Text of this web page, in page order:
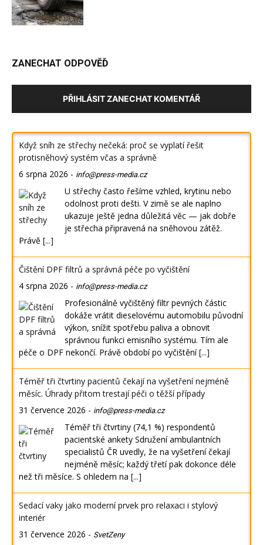
ZANECHAT ODPOVĚĎ
PŘIHLÁSIT ZANECHAT KOMENTÁŘ
Když sníh ze střechy nečeká: proč se vyplatí řešit
protisněhový systém včas a správně
6 srpna 2026 - info@press-media.cz
U střechy často řešíme vzhled, krytinu nebo
odolnost proti dešti. V zimě se ale naplno
ukazuje ještě jedna důležitá věc — jak dobře
je střecha připravená na sněhovou zátěž.
Právě [...]
Čištění DPF filtrů a správná péče po vyčištění
4 srpna 2026 - info@press-media.cz
Profesionálně vyčištěný filtr pevných částic
dokáže vrátit dieselovému automobilu původní
výkon, snížit spotřebu paliva a obnovit
správnou funkci emisního systému. Tím ale
péče o DPF nekončí. Právě období po vyčištění[...]
Téměř tři čtvrtiny pacientů čekají na vyšetření nejméně
měsíc. Úhrady přitom trestají péči o těžší případy
31 července 2026 - info@press-media.cz
Téměř tři čtvrtiny (74,1 %) respondentů
pacientské ankety Sdružení ambulantních
specialistů ČR uvedly, že na vyšetření čekají
nejméně měsíc; každý třetí pak dokonce déle
než tři měsíce. S ohledem na [...]
Sedací vaky jako moderní prvek pro relaxaci i stylový
interiér
31 července 2026 - SvetZeny